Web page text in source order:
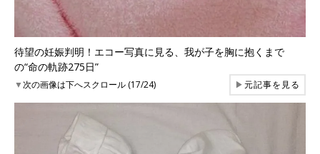
待望の妊娠判明！エコー写真に見る、我が子を胸に抱くまで
の“命の軌跡275日”
▼次の画像は下へスクロール (17/24) ▶元記事を見る